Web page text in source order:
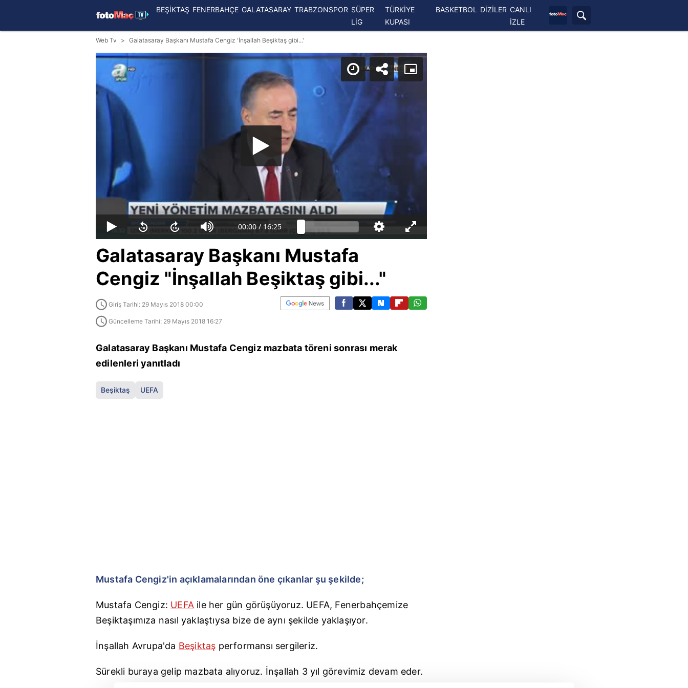
BEŞİKTAŞ FENERBAHÇE GALATASARAY TRABZONSPOR SÜPER
LİG
TÜRKİYE
KUPASI
BASKETBOL DİZİLER CANLI
İZLE
Web Tv Galatasaray Başkanı Mustafa Cengiz 'İnşallah Beşiktaş gibi...'
00:00 / 16:25
Galatasaray Başkanı Mustafa
Cengiz "İnşallah Beşiktaş gibi..."
Giriş Tarihi: 29 Mayıs 2018 00:00
Güncelleme Tarihi: 29 Mayıs 2018 16:27
Galatasaray Başkanı Mustafa Cengiz mazbata töreni sonrası merak
edilenleri yanıtladı
Beşiktaş UEFA
Mustafa Cengiz'in açıklamalarından öne çıkanlar şu şekilde;
Mustafa Cengiz: UEFA ile her gün görüşüyoruz. UEFA, Fenerbahçemize
Beşiktaşımıza nasıl yaklaştıysa bize de aynı şekilde yaklaşıyor.
İnşallah Avrupa'da Beşiktaş performansı sergileriz.
Sürekli buraya gelip mazbata alıyoruz. İnşallah 3 yıl görevimiz devam eder.